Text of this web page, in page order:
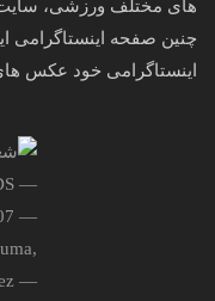
های مختلف ورزشی،
چنین صفحه اینستاگرامی
اینستاگرامی خود عکس
—
—
—